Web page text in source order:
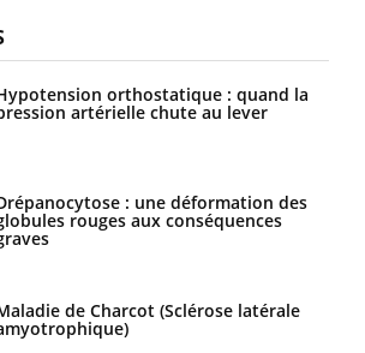
orthostatique : quand la
artérielle chute au lever
: une déformation des
rouges aux conséquences
de Charcot (Sclérose latérale